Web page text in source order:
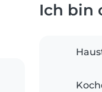
Ich bin